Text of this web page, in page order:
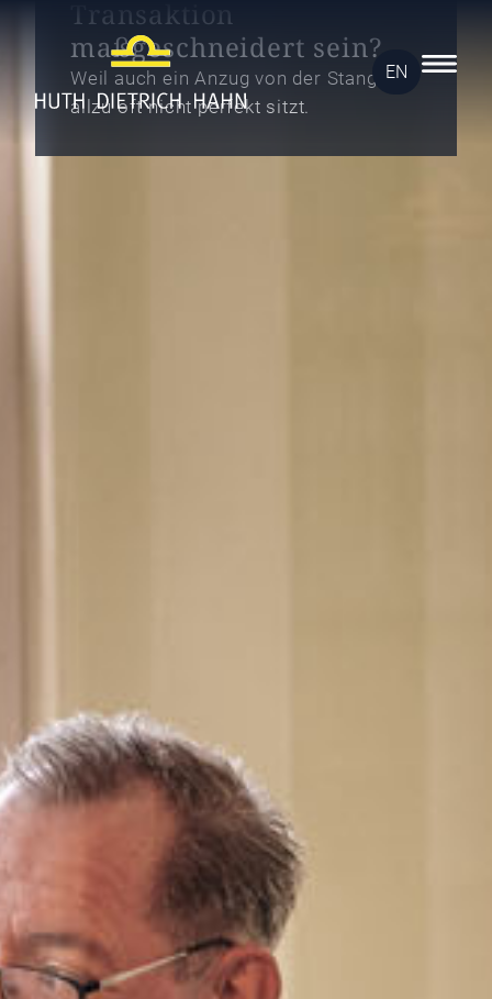
EN
Transaktion
maßgeschneidert sein?
Weil auch ein Anzug von der Stange
allzu oft nicht perfekt sitzt.